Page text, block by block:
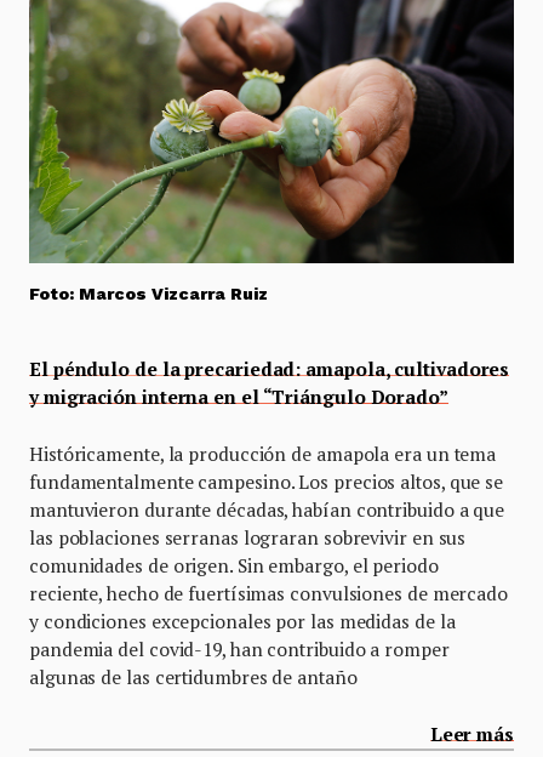
Foto: Marcos Vizcarra Ruiz
El péndulo de la precariedad: amapola, cultivadores
y migración interna en el “Triángulo Dorado”
Históricamente, la producción de amapola era un tema
fundamentalmente campesino. Los precios altos, que se
mantuvieron durante décadas, habían contribuido a que
las poblaciones serranas lograran sobrevivir en sus
comunidades de origen. Sin embargo, el periodo
reciente, hecho de fuertísimas convulsiones de mercado
y condiciones excepcionales por las medidas de la
pandemia del covid-19, han contribuido a romper
algunas de las certidumbres de antaño
Leer más